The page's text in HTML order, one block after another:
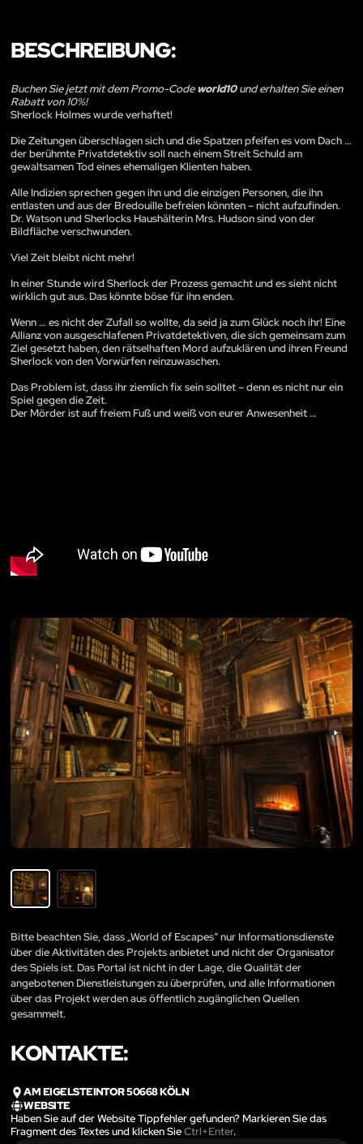
BESCHREIBUNG:
Buchen Sie jetzt mit dem Promo-Codeworld10und erhalten Sie einen
Rabatt von 10%!
Sherlock Holmes wurde verhaftet!
Die Zeitungen überschlagen sich und die Spatzen pfeifen es vom Dach …
der berühmte Privatdetektiv soll nach einem Streit Schuld am
gewaltsamen Tod eines ehemaligen Klienten haben.
Alle Indizien sprechen gegen ihn und die einzigen Personen, die ihn
entlasten und aus der Bredouille befreien könnten – nicht aufzufinden.
Dr. Watson und Sherlocks Haushälterin Mrs. Hudson sind von der
Bildfläche verschwunden.
Viel Zeit bleibt nicht mehr!
In einer Stunde wird Sherlock der Prozess gemacht und es sieht nicht
wirklich gut aus. Das könnte böse für ihn enden.
Wenn … es nicht der Zufall so wollte, da seid ja zum Glück noch ihr! Eine
Allianz von ausgeschlafenen Privatdetektiven, die sich gemeinsam zum
Ziel gesetzt haben, den rätselhaften Mord aufzuklären und ihren Freund
Sherlock von den Vorwürfen reinzuwaschen.
Das Problem ist, dass ihr ziemlich fix sein solltet – denn es nicht nur ein
Spiel gegen die Zeit.
Der Mörder ist auf freiem Fuß und weiß von eurer Anwesenheit …
Bitte beachten Sie, dass „World of Escapes“ nur Informationsdienste
über die Aktivitäten des Projekts anbietet und nicht der Organisator
des Spiels ist. Das Portal ist nicht in der Lage, die Qualität der
angebotenen Dienstleistungen zu überprüfen, und alle Informationen
über das Projekt werden aus öffentlich zugänglichen Quellen
gesammelt.
KONTAKTE:
AM EIGELSTEINTOR 50668 KÖLN
WEBSITE
Haben Sie auf der Website Tippfehler gefunden? Markieren Sie das
Fragment des Textes und klicken SieCtrl+Enter.